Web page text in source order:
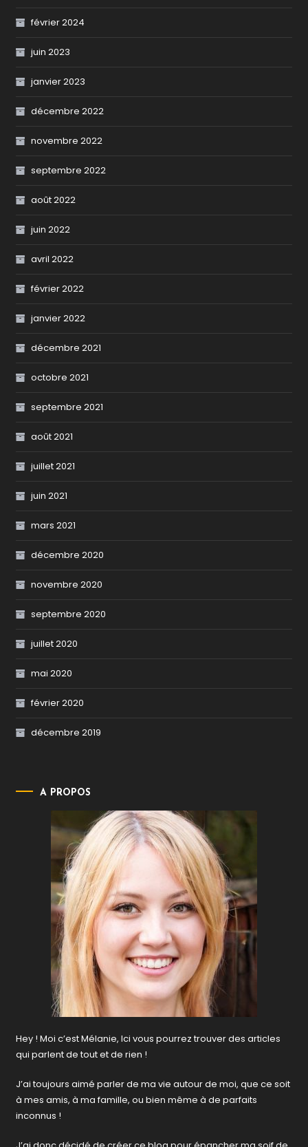
février 2024
juin 2023
janvier 2023
décembre 2022
novembre 2022
septembre 2022
août 2022
juin 2022
avril 2022
février 2022
janvier 2022
décembre 2021
octobre 2021
septembre 2021
août 2021
juillet 2021
juin 2021
mars 2021
décembre 2020
novembre 2020
septembre 2020
juillet 2020
mai 2020
février 2020
décembre 2019
A PROPOS
Hey ! Moi c’est Mélanie, Ici vous pourrez trouver des articles
qui parlent de tout et de rien !
J’ai toujours aimé parler de ma vie autour de moi, que ce soit
à mes amis, à ma famille, ou bien même à de parfaits
inconnus !